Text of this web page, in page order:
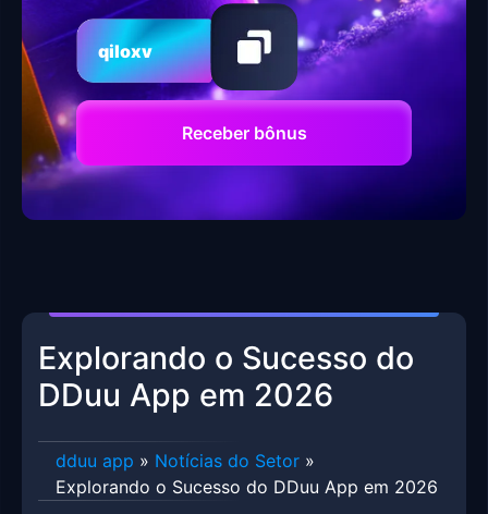
qiloxv
Receber bônus
Explorando o Sucesso do
DDuu App em 2026
dduu app » Notícias do Setor »
Explorando o Sucesso do DDuu App em 2026